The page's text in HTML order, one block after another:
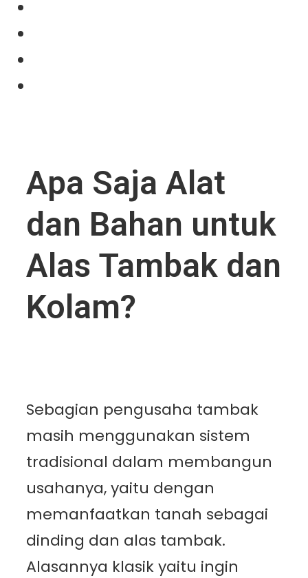
Apa Saja Alat
dan Bahan untuk
Alas Tambak dan
Kolam?
Sebagian pengusaha tambak
masih menggunakan sistem
tradisional dalam membangun
usahanya, yaitu dengan
memanfaatkan tanah sebagai
dinding dan alas tambak.
Alasannya klasik yaitu ingin